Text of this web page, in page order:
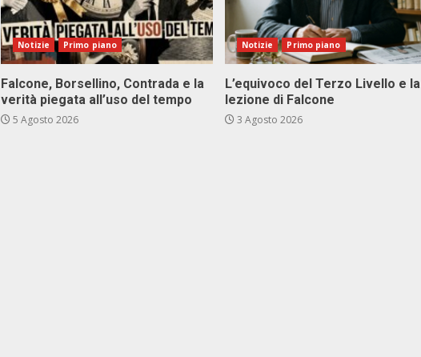
Notizie Primo piano
Falcone, Borsellino, Contrada e la
verità piegata all’uso del tempo
5 Agosto 2026
Notizie Primo piano
L’equivoco del Terzo Livello e la
lezione di Falcone
3 Agosto 2026